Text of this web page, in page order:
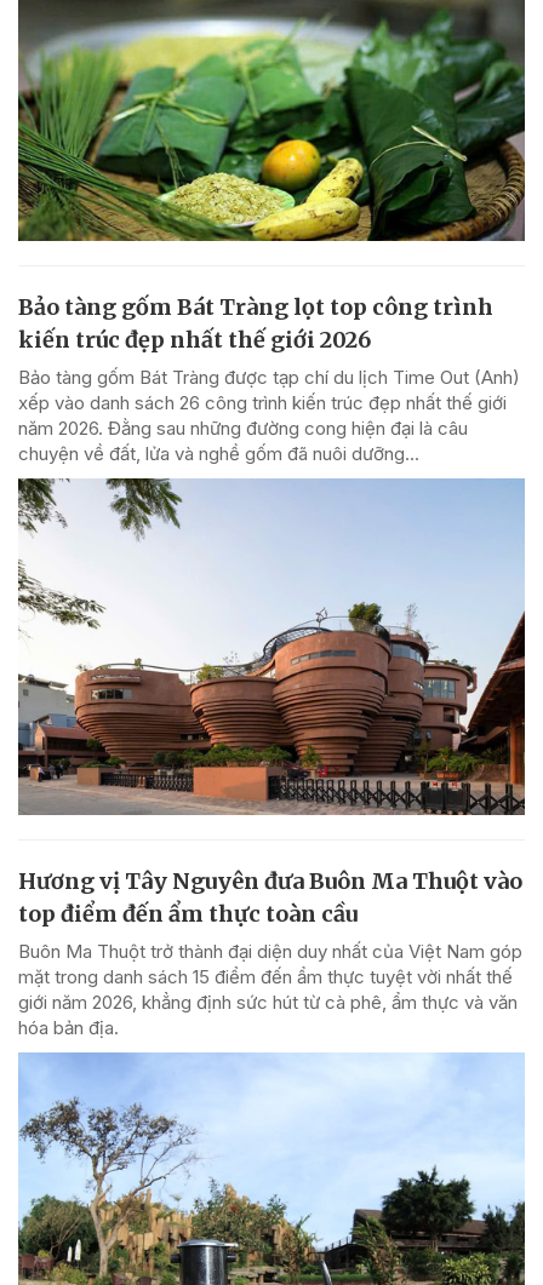
Bảo tàng gốm Bát Tràng lọt top công trình
kiến trúc đẹp nhất thế giới 2026
Bảo tàng gốm Bát Tràng được tạp chí du lịch Time Out (Anh)
xếp vào danh sách 26 công trình kiến trúc đẹp nhất thế giới
năm 2026. Đằng sau những đường cong hiện đại là câu
chuyện về đất, lửa và nghề gốm đã nuôi dưỡng...
Hương vị Tây Nguyên đưa Buôn Ma Thuột vào
top điểm đến ẩm thực toàn cầu
Buôn Ma Thuột trở thành đại diện duy nhất của Việt Nam góp
mặt trong danh sách 15 điểm đến ẩm thực tuyệt vời nhất thế
giới năm 2026, khẳng định sức hút từ cà phê, ẩm thực và văn
hóa bản địa.